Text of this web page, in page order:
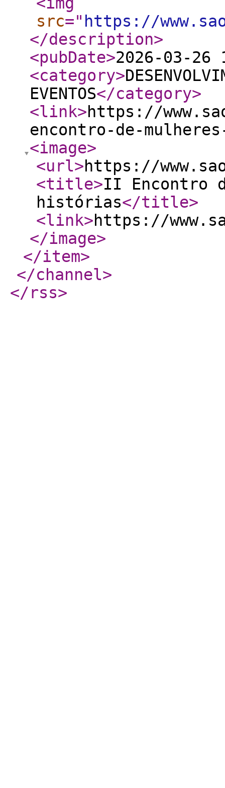
src=" https://
</description>
<pubDate>2026-03-26
<category>
EVENTOS</category>
<link>https://
encontro-de-
<image>
<url>https://
<title>II Encontro
histórias</title>
<link>https://
</image>
</item>
</channel>
</rss>